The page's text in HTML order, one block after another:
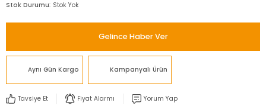
Stok Durumu Stok Yok
Gelince Haber Ver
Aynı Gün Kargo Kampanyalı Ürün
Tavsiye Et Fiyat Alarmı Yorum Yap